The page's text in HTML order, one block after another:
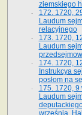
ziemskiego
172. 1720,
Laudum
relacyjnego
173. 1720,
Laudum
174. 1720,
Instrukcya
posłom na
175. 1720, 9
Laudum
września,